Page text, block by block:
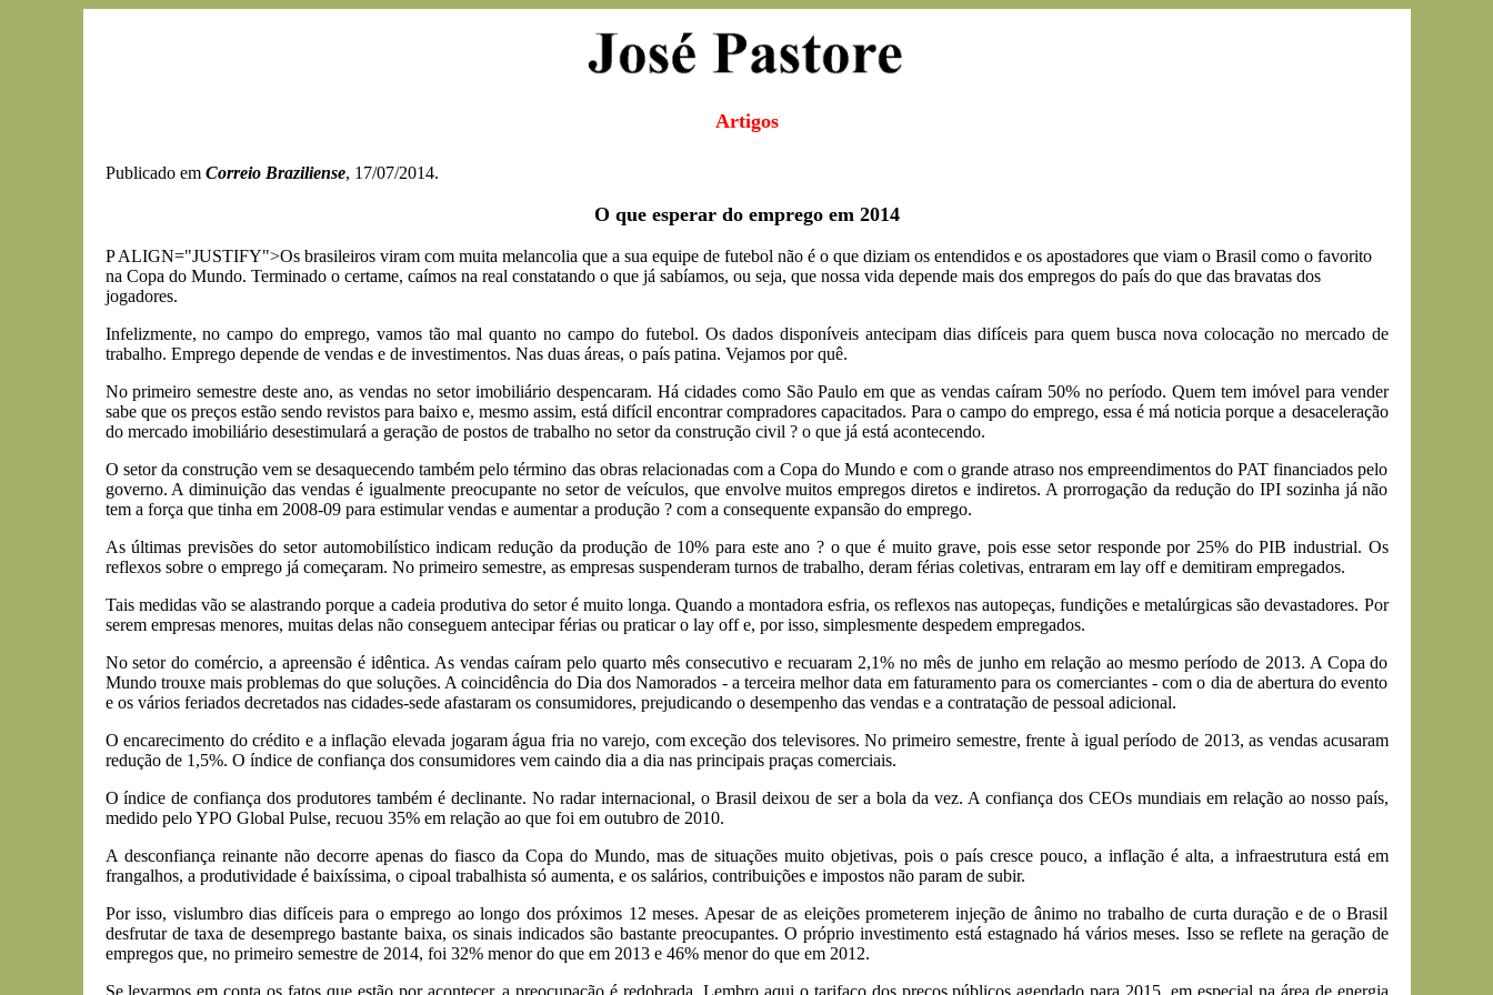
Artigos
Publicado em Correio Braziliense, 17/07/2014.
O que esperar do emprego em 2014
P ALIGN="JUSTIFY">Os brasileiros viram com muita melancolia que a sua equipe de futebol não é o que diziam os entendidos e os apostadores que viam o Brasil como o favorito
na Copa do Mundo. Terminado o certame, caímos na real constatando o que já sabíamos, ou seja, que nossa vida depende mais dos empregos do país do que das bravatas dos
jogadores.
Infelizmente, no campo do emprego, vamos tão mal quanto no campo do futebol. Os dados disponíveis antecipam dias difíceis para quem busca nova colocação no mercado de
trabalho. Emprego depende de vendas e de investimentos. Nas duas áreas, o país patina. Vejamos por quê.
No primeiro semestre deste ano, as vendas no setor imobiliário despencaram. Há cidades como São Paulo em que as vendas caíram 50% no período. Quem tem imóvel para vender
sabe que os preços estão sendo revistos para baixo e, mesmo assim, está difícil encontrar compradores capacitados. Para o campo do emprego, essa é má noticia porque a desaceleração
do mercado imobiliário desestimulará a geração de postos de trabalho no setor da construção civil ? o que já está acontecendo.
O setor da construção vem se desaquecendo também pelo término das obras relacionadas com a Copa do Mundo e com o grande atraso nos empreendimentos do PAT financiados pelo
governo. A diminuição das vendas é igualmente preocupante no setor de veículos, que envolve muitos empregos diretos e indiretos. A prorrogação da redução do IPI sozinha já não
tem a força que tinha em 2008-09 para estimular vendas e aumentar a produção ? com a consequente expansão do emprego.
As últimas previsões do setor automobilístico indicam redução da produção de 10% para este ano ? o que é muito grave, pois esse setor responde por 25% do PIB industrial. Os
reflexos sobre o emprego já começaram. No primeiro semestre, as empresas suspenderam turnos de trabalho, deram férias coletivas, entraram em lay off e demitiram empregados.
Tais medidas vão se alastrando porque a cadeia produtiva do setor é muito longa. Quando a montadora esfria, os reflexos nas autopeças, fundições e metalúrgicas são devastadores. Por
serem empresas menores, muitas delas não conseguem antecipar férias ou praticar o lay off e, por isso, simplesmente despedem empregados.
No setor do comércio, a apreensão é idêntica. As vendas caíram pelo quarto mês consecutivo e recuaram 2,1% no mês de junho em relação ao mesmo período de 2013. A Copa do
Mundo trouxe mais problemas do que soluções. A coincidência do Dia dos Namorados - a terceira melhor data em faturamento para os comerciantes - com o dia de abertura do evento
e os vários feriados decretados nas cidades-sede afastaram os consumidores, prejudicando o desempenho das vendas e a contratação de pessoal adicional.
O encarecimento do crédito e a inflação elevada jogaram água fria no varejo, com exceção dos televisores. No primeiro semestre, frente à igual período de 2013, as vendas acusaram
redução de 1,5%. O índice de confiança dos consumidores vem caindo dia a dia nas principais praças comerciais.
O índice de confiança dos produtores também é declinante. No radar internacional, o Brasil deixou de ser a bola da vez. A confiança dos CEOs mundiais em relação ao nosso país,
medido pelo YPO Global Pulse, recuou 35% em relação ao que foi em outubro de 2010.
A desconfiança reinante não decorre apenas do fiasco da Copa do Mundo, mas de situações muito objetivas, pois o país cresce pouco, a inflação é alta, a infraestrutura está em
frangalhos, a produtividade é baixíssima, o cipoal trabalhista só aumenta, e os salários, contribuições e impostos não param de subir.
Por isso, vislumbro dias difíceis para o emprego ao longo dos próximos 12 meses. Apesar de as eleições prometerem injeção de ânimo no trabalho de curta duração e de o Brasil
desfrutar de taxa de desemprego bastante baixa, os sinais indicados são bastante preocupantes. O próprio investimento está estagnado há vários meses. Isso se reflete na geração de
empregos que, no primeiro semestre de 2014, foi 32% menor do que em 2013 e 46% menor do que em 2012.
Se levarmos em conta os fatos que estão por acontecer, a preocupação é redobrada. Lembro aqui o tarifaço dos preços públicos agendado para 2015, em especial na área de energia